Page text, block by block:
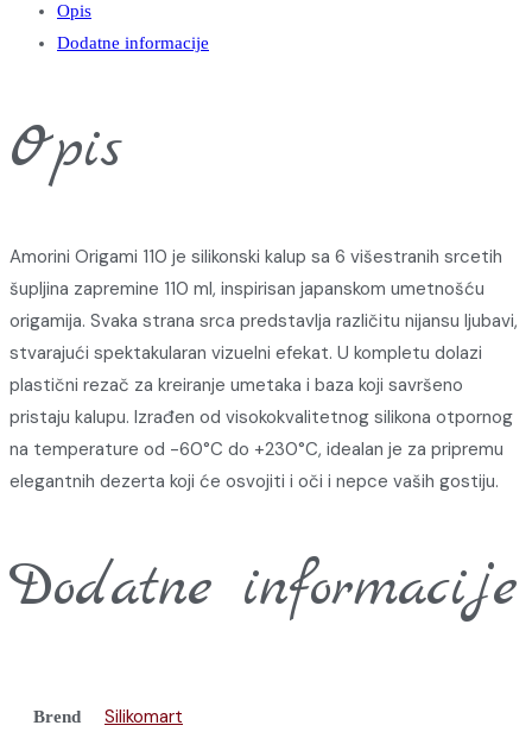
Opis
Dodatne informacije
Opis
Amorini Origami 110 je silikonski kalup sa 6 višestranih srcetih
šupljina zapremine 110 ml, inspirisan japanskom umetnošću
origamija. Svaka strana srca predstavlja različitu nijansu ljubavi,
stvarajući spektakularan vizuelni efekat. U kompletu dolazi
plastični rezač za kreiranje umetaka i baza koji savršeno
pristaju kalupu. Izrađen od visokokvalitetnog silikona otpornog
na temperature od -60°C do +230°C, idealan je za pripremu
elegantnih dezerta koji će osvojiti i oči i nepce vaših gostiju.
Dodatne informacije
Brend Silikomart